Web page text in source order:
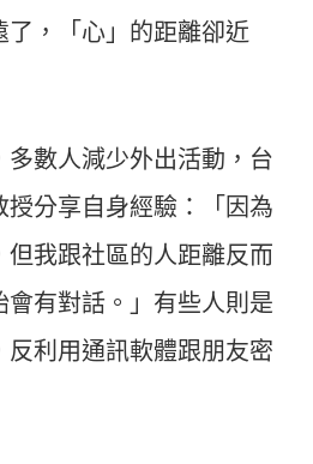
了，「心」的距離卻近
多數人減少外出活動，台
分享自身經驗：「 因為
我跟社區的人距離反而
有對話。」有些人則是
反利用通訊軟體跟朋友密